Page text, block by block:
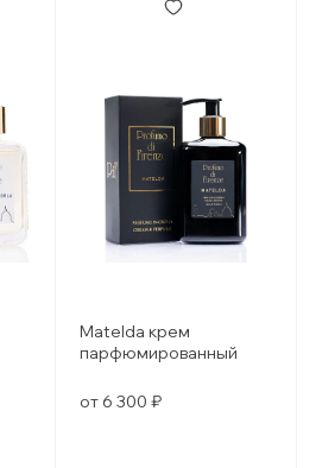
Matelda крем
парфюмированный
от 6 300 ₽